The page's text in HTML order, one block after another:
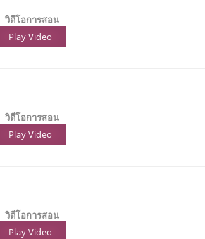
วิดีโอการสอน
Play Video
วิดีโอการสอน
Play Video
วิดีโอการสอน
Play Video